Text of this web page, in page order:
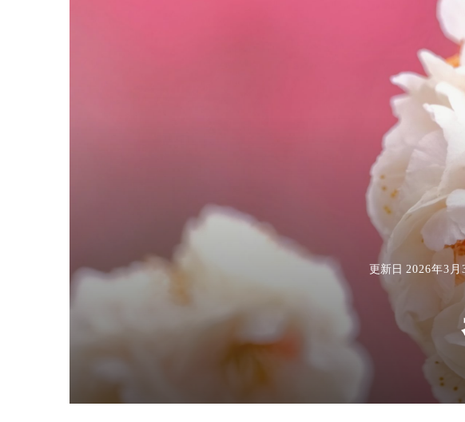
更新日 2026年3月